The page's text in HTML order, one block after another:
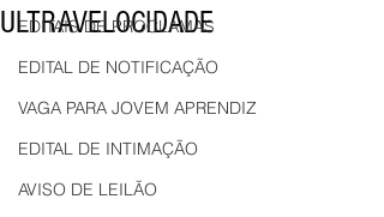
EDITAIS DE PROCLAMAS
EDITAL DE NOTIFICAÇÃO
VAGA PARA JOVEM APRENDIZ
EDITAL DE INTIMAÇÃO
AVISO DE LEILÃO
ULTRAVELOCIDADE